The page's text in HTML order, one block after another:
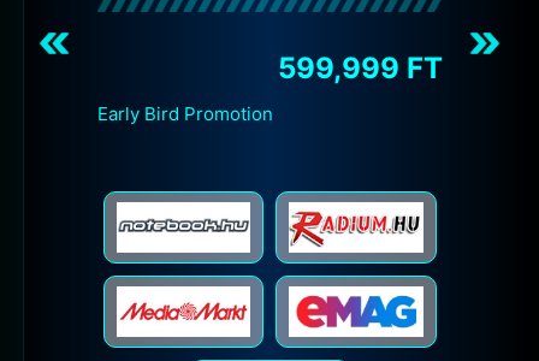
599,999 FT
Early Bird Promotion